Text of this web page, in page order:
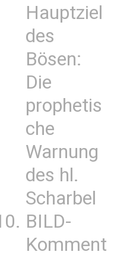
Hauptziel
des
Bösen:
Die
prophetis
che
Warnung
des hl.
Scharbel
BILD-
Komment